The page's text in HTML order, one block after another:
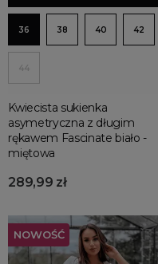
36 38 40 42
44
Kwiecista sukienka
asymetryczna z długim
rękawem Fascinate biało -
miętowa
289,99 zł
NOWOŚĆ